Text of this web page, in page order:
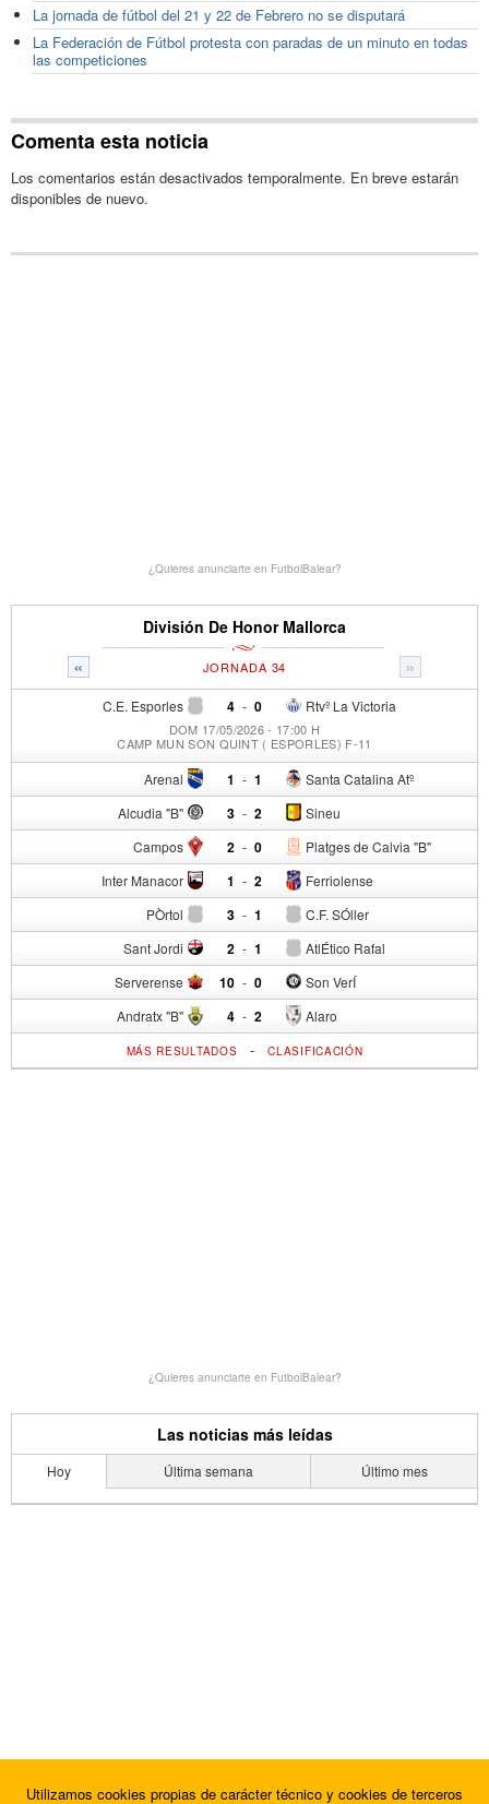
La jornada de fútbol del 21 y 22 de Febrero no se disputará
La Federación de Fútbol protesta con paradas de un minuto en todas
las competiciones
Comenta esta noticia
Los comentarios están desactivados temporalmente. En breve estarán
disponibles de nuevo.
¿Quieres anunciarte en FutbolBalear?
División De Honor Mallorca
« »
JORNADA 34
C.E. Esporles 4 - Rtvº La Victoria
0
DOM 17/05/2026 - 17:00 H
CAMP MUN SON QUINT ( ESPORLES) F-11
Arenal 1 - Santa Catalina Atº
1
Alcudia "B" 3 - Sineu
2
Campos 2 - Platges de Calvia "B"
0
Inter Manacor 1 - Ferriolense
2
PÒrtol 3 - C.F. SÓller
1
Sant Jordi 2 - AtlÉtico Rafal
1
Serverense 10 - Son VerÍ
0
Andratx "B" 4 - Alaro
2
MÁS RESULTADOS -CLASIFICACIÓN
¿Quieres anunciarte en FutbolBalear?
Las noticias más leídas
Hoy Última semana Último mes
Utilizamos cookies propias de carácter técnico y cookies de terceros